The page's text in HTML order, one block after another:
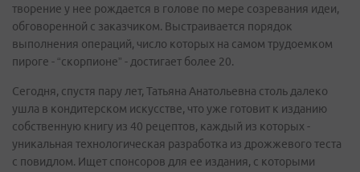
творение у нее рождается в голове по мере созревания идеи,
обговоренной с заказчиком. Выстраивается порядок
выполнения операций, число которых на самом трудоемком
пироге - “скорпионе” - достигает более 20.
Сегодня, спустя пару лет, Татьяна Анатольевна столь далеко
ушла в кондитерском искусстве, что уже готовит к изданию
собственную книгу из 40 рецептов, каждый из которых -
уникальная технологическая разработка из дрожжевого теста
с повидлом. Ищет спонсоров для ее издания, с которыми